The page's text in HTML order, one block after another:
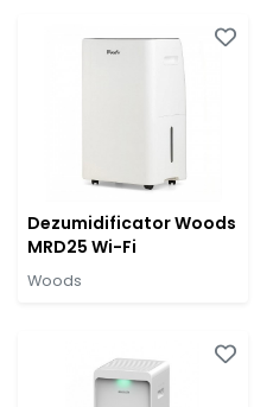
Dezumidificator Woods
MRD25 Wi-Fi
Woods